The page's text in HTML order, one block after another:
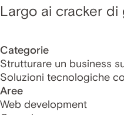
Largo ai cracker di
Categorie
Strutturare un business
Soluzioni tecnologiche
Aree
Web development